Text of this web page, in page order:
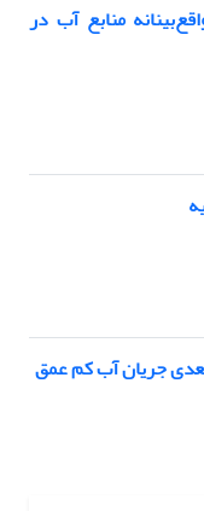
منابع آب در
جریان آب کم ⁬عمق